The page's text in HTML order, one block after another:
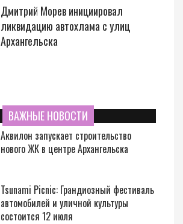
Дмитрий Морев инициировал
ликвидацию автохлама с улиц
Архангельска
ВАЖНЫЕ НОВОСТИ
Аквилон запускает строительство
нового ЖК в центре Архангельска
Tsunami Picnic: Грандиозный фестиваль
автомобилей и уличной культуры
состоится 12 июля